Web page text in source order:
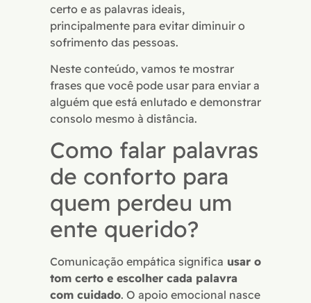
certo e as palavras ideais,
principalmente para evitar diminuir o
sofrimento das pessoas.
Neste conteúdo, vamos te mostrar
frases que você pode usar para enviar a
alguém que está enlutado e demonstrar
consolo mesmo à distância.
Como falar palavras
de conforto para
quem perdeu um
ente querido?
Comunicação empática significa usar o
tom certo e escolher cada palavra
com cuidado. O apoio emocional nasce